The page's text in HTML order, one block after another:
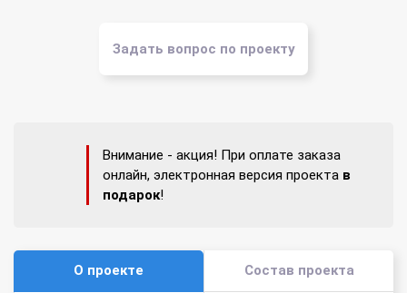
Задать вопрос по проекту
Внимание - акция! При оплате заказа
онлайн, электронная версия проекта в
подарок!
О проекте Состав проекта